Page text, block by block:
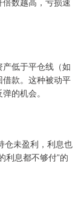
低于平仓线（如
款。这种被动平
的机会。
仓未盈利，利息也
利息都不够付”的